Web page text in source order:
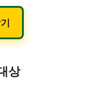
상